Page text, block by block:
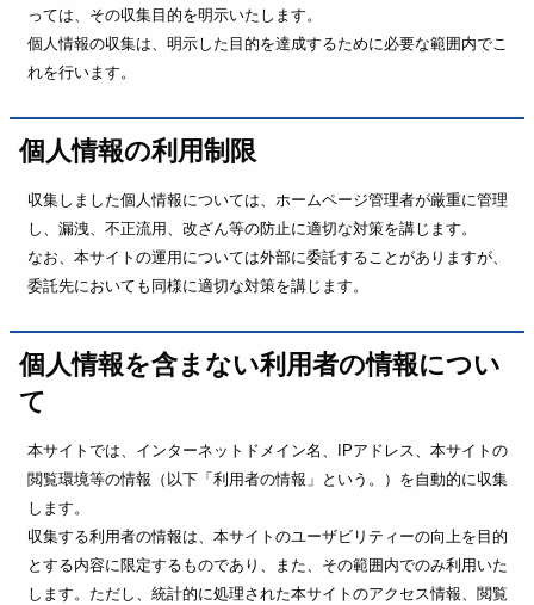
っては、その収集目的を明示いたします。
個人情報の収集は、明示した目的を達成するために必要な範囲内でこ
れを行います。
個人情報の利用制限
収集しました個人情報については、ホームページ管理者が厳重に管理
し、漏洩、不正流用、改ざん等の防止に適切な対策を講じます。
なお、本サイトの運用については外部に委託することがありますが、
委託先においても同様に適切な対策を講じます。
個人情報を含まない利用者の情報につい
て
本サイトでは、インターネットドメイン名、IPアドレス、本サイトの
閲覧環境等の情報（以下「利用者の情報」という。）を自動的に収集
します。
収集する利用者の情報は、本サイトのユーザビリティーの向上を目的
とする内容に限定するものであり、また、その範囲内でのみ利用いた
します。ただし、統計的に処理された本サイトのアクセス情報、閲覧